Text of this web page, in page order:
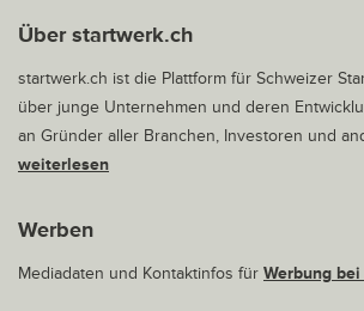
Über startwerk.ch
startwerk.ch ist die Plattform für Schweizer
über junge Unternehmen und deren
an Gründer aller Branchen, Investoren und
weiterlesen
Werben
Mediadaten und Kontaktinfos für Werbung